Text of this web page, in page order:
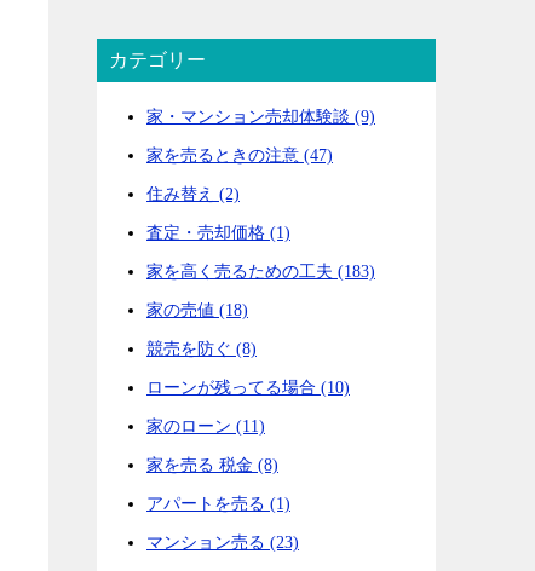
カテゴリー
家・マンション売却体験談 (9)
家を売るときの注意 (47)
住み替え (2)
査定・売却価格 (1)
家を高く売るための工夫 (183)
家の売値 (18)
競売を防ぐ (8)
ローンが残ってる場合 (10)
家のローン (11)
家を売る 税金 (8)
アパートを売る (1)
マンション売る (23)